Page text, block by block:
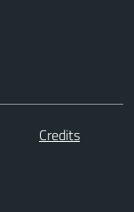
Credits